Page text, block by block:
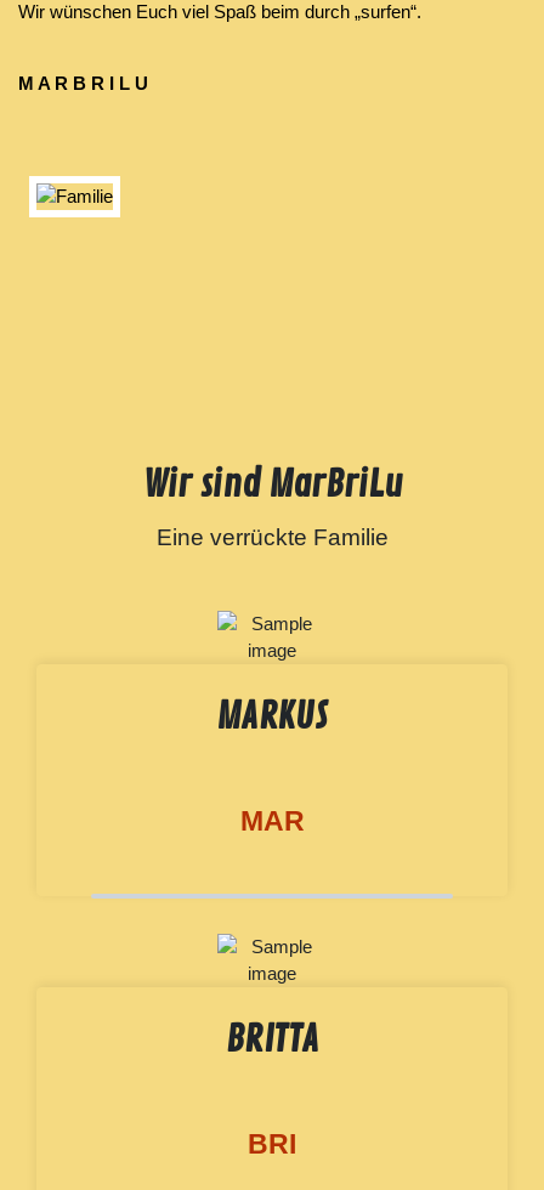
Wir wünschen Euch viel Spaß beim durch „surfen“.
M A R B R I L U
Wir sind MarBriLu
Eine verrückte Familie
MARKUS
MAR
BRITTA
BRI